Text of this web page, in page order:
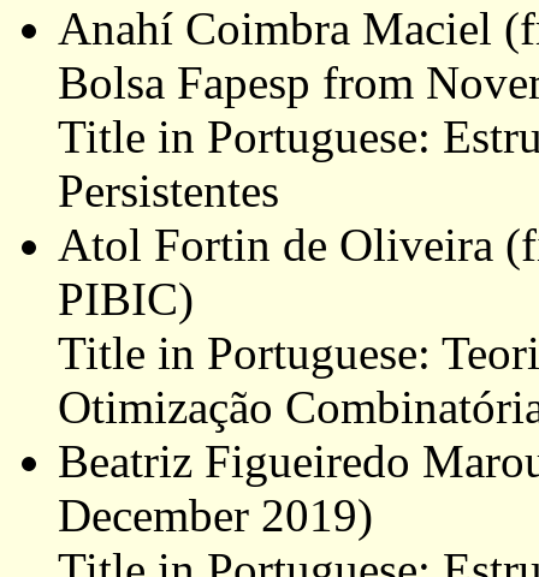
Anahí Coimbra Maciel
Bolsa Fapesp from
Title in Portuguese:
Persistentes
Atol Fortin de Oliveira
PIBIC)
Title in Portuguese:
Otimização
Beatriz Figueiredo
December 2019)